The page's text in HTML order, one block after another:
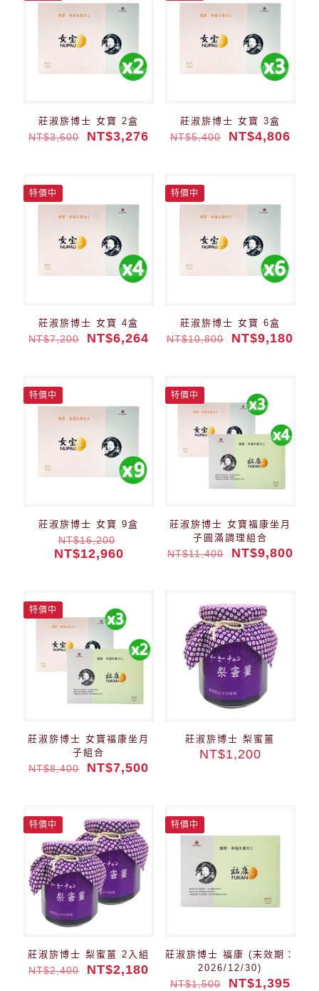
莊淑旂博士 女寶 2盒
NT$3,600 NT$3,276
莊淑旂博士 女寶 3盒
NT$5,400 NT$4,806
特價中
莊淑旂博士 女寶 4盒
NT$7,200 NT$6,264
特價中
莊淑旂博士 女寶 6盒
NT$10,800 NT$9,180
特價中
莊淑旂博士 女寶 9盒
NT$16,200
NT$12,960
特價中
莊淑旂博士 女寶福康坐月
子圓滿調理組合
NT$11,400 NT$9,800
特價中
莊淑旂博士 女寶福康坐月
子組合
NT$8,400 NT$7,500
莊淑旂博士 梨蜜薑
NT$1,200
特價中
莊淑旂博士 梨蜜薑 2入組
NT$2,400 NT$2,180
特價中
莊淑旂博士 福康 (末效期：
2026/12/30)
NT$1,500 NT$1,395